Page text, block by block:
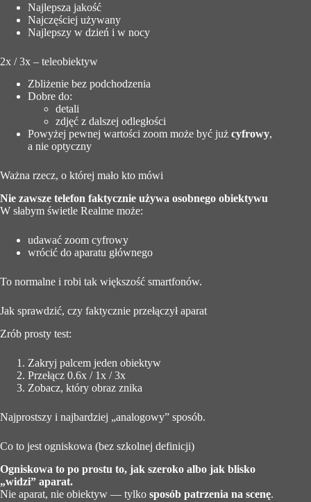
Najlepsza jakość
Najczęściej używany
Najlepszy w dzień i w nocy
2x / 3x – teleobiektyw
Zbliżenie bez podchodzenia
Dobre do:
detali
zdjęć z dalszej odległości
Powyżej pewnej wartości zoom może być już cyfrowy,
a nie optyczny
Ważna rzecz, o której mało kto mówi
Nie zawsze telefon faktycznie używa osobnego obiektywu
W słabym świetle Realme może:
udawać zoom cyfrowy
wrócić do aparatu głównego
To normalne i robi tak większość smartfonów.
Jak sprawdzić, czy faktycznie przełączył aparat
Zrób prosty test:
Zakryj palcem jeden obiektyw
Przełącz 0.6x / 1x / 3x
Zobacz, który obraz znika
Najprostszy i najbardziej „analogowy” sposób.
Co to jest ogniskowa (bez szkolnej definicji)
Ogniskowa to po prostu to, jak szeroko albo jak blisko
„widzi” aparat.
Nie aparat, nie obiektyw — tylko sposób patrzenia na scenę.